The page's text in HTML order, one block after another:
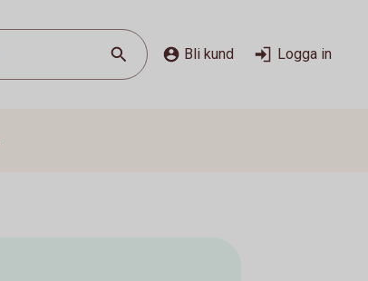
Bli kund Logga in